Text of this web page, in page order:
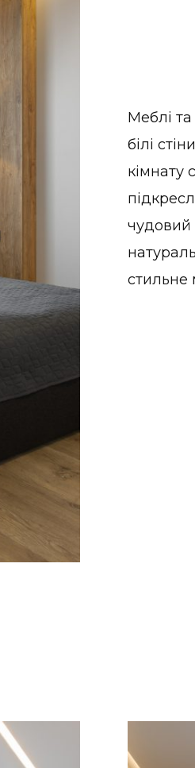
Меблі
білі
кімнату
чудовий
стильне